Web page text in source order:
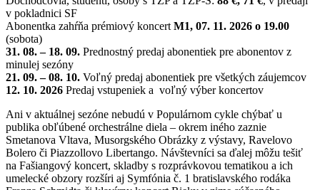
v pokladnici SF
Abonentka zahŕňa prémiový koncert M1, 07. 11. 2026 o 19.00
(sobota)
31. 08. – 18. 09. Prednostný predaj abonentiek pre abonentov z
minulej sezóny
21. 09. – 08. 10. Voľný predaj abonentiek pre všetkých záujemcov
12. 10. 2026 Predaj vstupeniek a voľný výber koncertov
Ani v aktuálnej sezóne nebudú v Populárnom cykle chýbať u
publika obľúbené orchestrálne diela – okrem iného zaznie
Smetanova Vltava, Musorgského Obrázky z výstavy, Ravelovo
Bolero či Piazzollovo Libertango. Návštevníci sa ďalej môžu tešiť
na Fašiangový koncert, skladby s rozprávkovou tematikou a ich
umelecké obzory rozšíri aj Symfónia č. 1 bratislavského rodáka